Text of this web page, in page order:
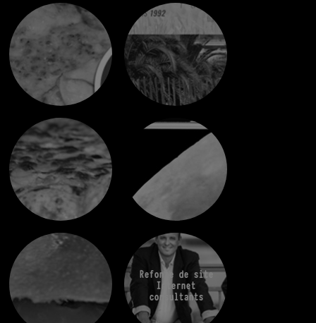
Refonte de site
Internet
consultants